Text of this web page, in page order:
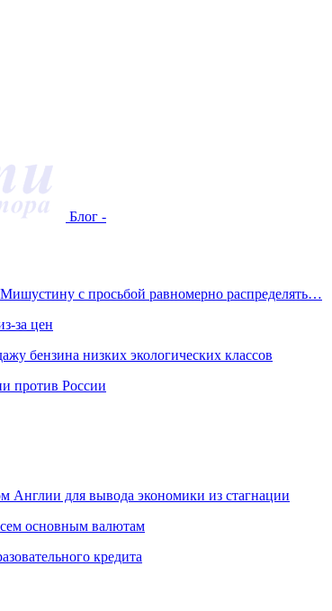
Блог -
с просьбой равномерно распределять…
за цен
бензина низких экологических классов
против России
для вывода экономики из стагнации
основным валютам
кредита